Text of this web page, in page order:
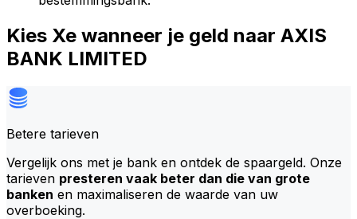
Kies Xe wanneer je geld naar AXIS
BANK LIMITED
Betere tarieven
Vergelijk ons met je bank en ontdek de spaargeld. Onze
tarieven presteren vaak beter dan die van grote
banken en maximaliseren de waarde van uw
overboeking.